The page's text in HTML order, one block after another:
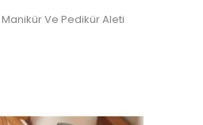
Manikür Ve Pedikür Aleti